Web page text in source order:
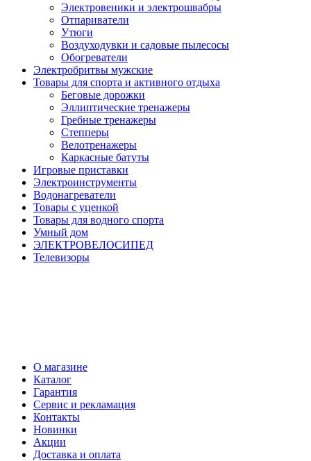
Электровеники и электрошвабры
Отпариватели
Утюги
Воздуходувки и садовые пылесосы
Обогреватели
Электробритвы мужские
Товары для спорта и активного отдыха
Беговые дорожки
Эллиптические тренажеры
Гребные тренажеры
Степперы
Велотренажеры
Каркасные батуты
Игровые приставки
Электроинструменты
Водонагреватели
Товары с уценкой
Товары для водного спорта
Умный дом
ЭЛЕКТРОВЕЛОСИПЕД
Телевизоры
О магазине
Каталог
Гарантия
Сервис и рекламация
Контакты
Новинки
Акции
Доставка и оплата